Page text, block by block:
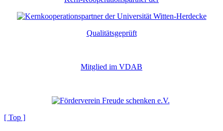
Qualitätsgeprüft
Mitglied im VDAB
[ Top ]